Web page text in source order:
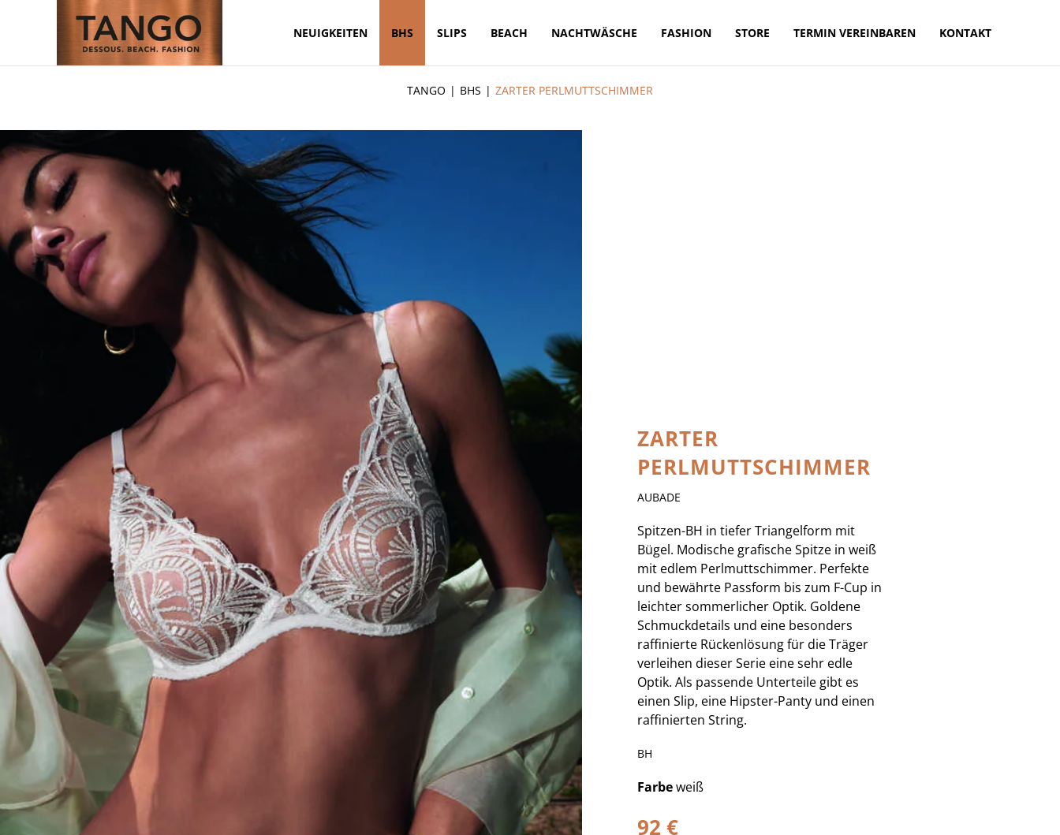
Zum Hauptinhalt springen
NEUIGKEITEN BHS SLIPS BEACH NACHTWÄSCHE FASHION STORE TERMIN VEREINBAREN KONTAKT
TANGO BHS ZARTER PERLMUTTSCHIMMER
ZARTER
PERLMUTTSCHIMMER
AUBADE
Spitzen-BH in tiefer Triangelform mit
Bügel. Modische grafische Spitze in weiß
mit edlem Perlmuttschimmer. Perfekte
und bewährte Passform bis zum F-Cup in
leichter sommerlicher Optik. Goldene
Schmuckdetails und eine besonders
raffinierte Rückenlösung für die Träger
verleihen dieser Serie eine sehr edle
Optik. Als passende Unterteile gibt es
einen Slip, eine Hipster-Panty und einen
raffinierten String.
BH
Farbeweiß
92 €